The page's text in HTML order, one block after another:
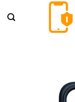
Inhalt